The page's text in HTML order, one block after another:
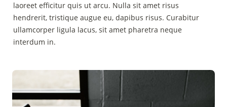
laoreet efficitur quis ut arcu. Nulla sit amet risus
hendrerit, tristique augue eu, dapibus risus. Curabitur
ullamcorper ligula lacus, sit amet pharetra neque
interdum in.